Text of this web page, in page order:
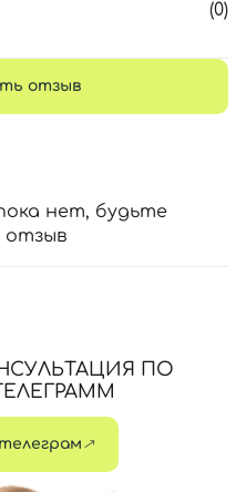
(0)
отзыв
нет, будьте
ПО